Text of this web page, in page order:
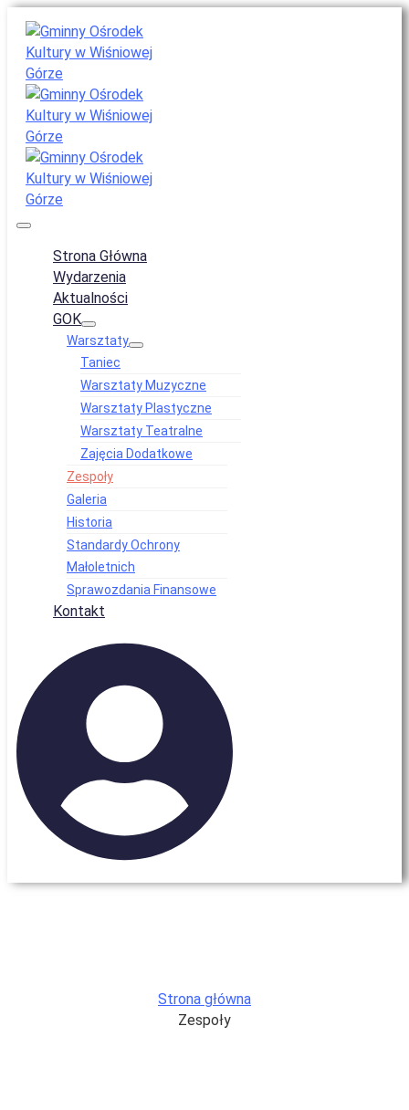
Strona Główna
Wydarzenia
Aktualności
GOK
Warsztaty
Taniec
Warsztaty Muzyczne
Warsztaty Plastyczne
Warsztaty Teatralne
Zajęcia Dodatkowe
Zespoły
Galeria
Historia
Standardy Ochrony
Małoletnich
Sprawozdania Finansowe
Kontakt
Strona główna
Zespoły